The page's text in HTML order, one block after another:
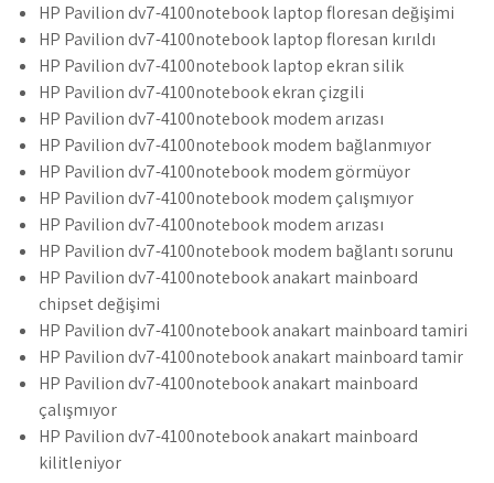
HP Pavilion dv7-4100notebook laptop floresan değişimi
HP Pavilion dv7-4100notebook laptop floresan kırıldı
HP Pavilion dv7-4100notebook laptop ekran silik
HP Pavilion dv7-4100notebook ekran çizgili
HP Pavilion dv7-4100notebook modem arızası
HP Pavilion dv7-4100notebook modem bağlanmıyor
HP Pavilion dv7-4100notebook modem görmüyor
HP Pavilion dv7-4100notebook modem çalışmıyor
HP Pavilion dv7-4100notebook modem arızası
HP Pavilion dv7-4100notebook modem bağlantı sorunu
HP Pavilion dv7-4100notebook anakart mainboard
chipset değişimi
HP Pavilion dv7-4100notebook anakart mainboard tamiri
HP Pavilion dv7-4100notebook anakart mainboard tamir
HP Pavilion dv7-4100notebook anakart mainboard
çalışmıyor
HP Pavilion dv7-4100notebook anakart mainboard
kilitleniyor